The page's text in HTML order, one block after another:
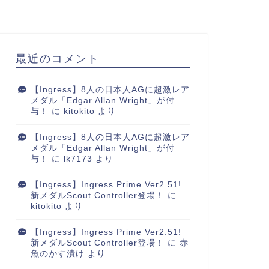
最近のコメント
【Ingress】8人の日本人AGに超激レア
メダル「Edgar Allan Wright」が付
与！
に kitokito より
【Ingress】8人の日本人AGに超激レア
メダル「Edgar Allan Wright」が付
与！
に lk7173 より
【Ingress】Ingress Prime Ver2.51!
新メダルScout Controller登場！
に
kitokito より
【Ingress】Ingress Prime Ver2.51!
新メダルScout Controller登場！
に 赤
魚のかす漬け より